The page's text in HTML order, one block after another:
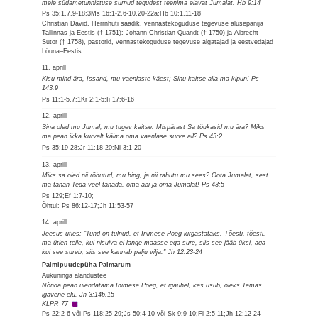
meie südametunnistuse surnud tegudest teenima elavat Jumalat. Hb 9:14
Ps 35:1,7,9-18;3Ms 16:1-2,6-10,20-22a;Hb 10:1,11-18
Christian David, Herrnhuti saadik, vennastekoguduse tegevuse alusepanija
Tallinnas ja Eestis († 1751); Johann Christian Quandt († 1750) ja Albrecht
Sutor († 1758), pastorid, vennastekoguduse tegevuse algatajad ja eestvedajad
Lõuna–Eestis
11. aprill
Kisu mind ära, Issand, mu vaenlaste käest; Sinu kaitse alla ma kipun! Ps
143:9
Ps 11:1-5,7;1Kr 2:1-5;Ii 17:6-16
12. aprill
Sina oled mu Jumal, mu tugev kaitse. Mispärast Sa tõukasid mu ära? Miks
ma pean ikka kurvalt käima oma vaenlase surve all? Ps 43:2
Ps 35:19-28;Jr 11:18-20;Nl 3:1-20
13. aprill
Miks sa oled nii rõhutud, mu hing, ja nii rahutu mu sees? Oota Jumalat, sest
ma tahan Teda veel tänada, oma abi ja oma Jumalat! Ps 43:5
Ps 129;Ef 1:7-10;
Õhtul: Ps 86:12-17;Jh 11:53-57
14. aprill
Jeesus ütles: "Tund on tulnud, et Inimese Poeg kirgastataks. Tõesti, tõesti,
ma ütlen teile, kui nisuiva ei lange maasse ega sure, siis see jääb üksi, aga
kui see sureb, siis see kannab palju vilja." Jh 12:23-24
Palmipuudepüha Palmarum
Aukuninga alandustee
Nõnda peab ülendatama Inimese Poeg, et igaühel, kes usub, oleks Temas
igavene elu. Jh 3:14b,15
KLPR 77
Ps 22:2-6 või Ps 118:25-29;Js 50:4-10 või Sk 9:9-10;Fl 2:5-11;Jh 12:12-24